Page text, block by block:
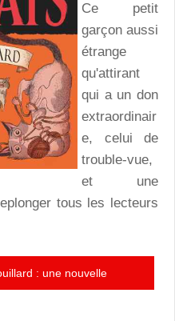
Ce petit
garçon aussi
étrange
qu'attirant
qui a un don
extraordinair
e, celui de
trouble-vue,
et une
tous les lecteurs
: une nouvelle